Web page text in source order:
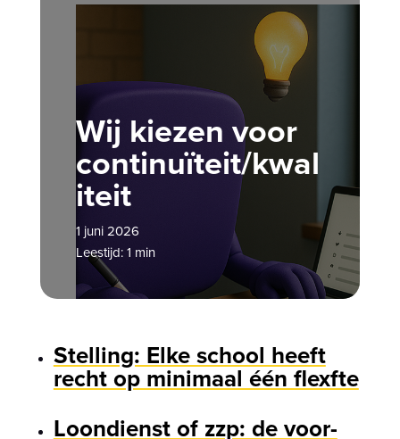
Wij kiezen voor
continuïteit/kwal
iteit
1 juni 2026
Leestijd: 1 min
Stelling: Elke school heeft
recht op minimaal één flexfte
Loondienst of zzp: de voor-